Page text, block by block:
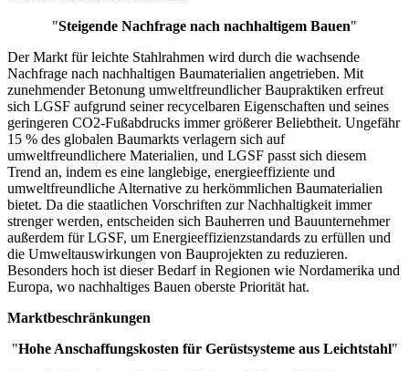
"Steigende Nachfrage nach nachhaltigem Bauen"
Der Markt für leichte Stahlrahmen wird durch die wachsende
Nachfrage nach nachhaltigen Baumaterialien angetrieben. Mit
zunehmender Betonung umweltfreundlicher Baupraktiken erfreut
sich LGSF aufgrund seiner recycelbaren Eigenschaften und seines
geringeren CO2-Fußabdrucks immer größerer Beliebtheit. Ungefähr
15 % des globalen Baumarkts verlagern sich auf
umweltfreundlichere Materialien, und LGSF passt sich diesem
Trend an, indem es eine langlebige, energieeffiziente und
umweltfreundliche Alternative zu herkömmlichen Baumaterialien
bietet. Da die staatlichen Vorschriften zur Nachhaltigkeit immer
strenger werden, entscheiden sich Bauherren und Bauunternehmer
außerdem für LGSF, um Energieeffizienzstandards zu erfüllen und
die Umweltauswirkungen von Bauprojekten zu reduzieren.
Besonders hoch ist dieser Bedarf in Regionen wie Nordamerika und
Europa, wo nachhaltiges Bauen oberste Priorität hat.
Marktbeschränkungen
"Hohe Anschaffungskosten für Gerüstsysteme aus Leichtstahl"